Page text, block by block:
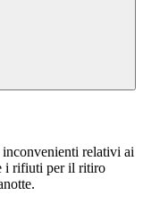
inconvenienti relativi ai
i rifiuti per il ritiro